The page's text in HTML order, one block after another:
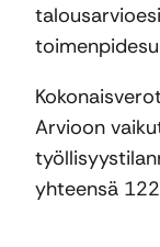
Arvioon
yhteensä